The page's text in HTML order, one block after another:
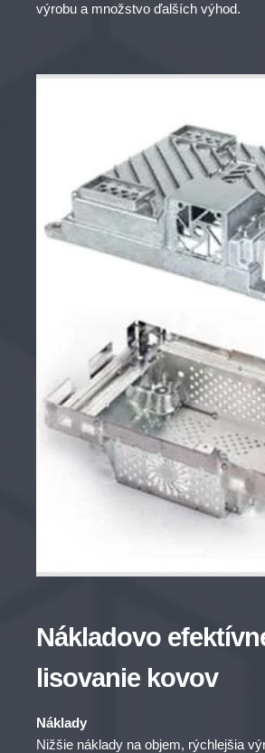
výrobu a množstvo ďalších výhod.
Nákladovo
lisovanie kovov
Náklady
Nižšie náklady na objem, rýchlejšia